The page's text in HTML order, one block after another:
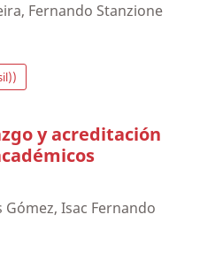
Fernando Stanzione
y acreditación
Gómez, Isac Fernando